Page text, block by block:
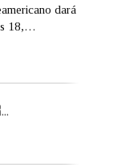
dará
18,…